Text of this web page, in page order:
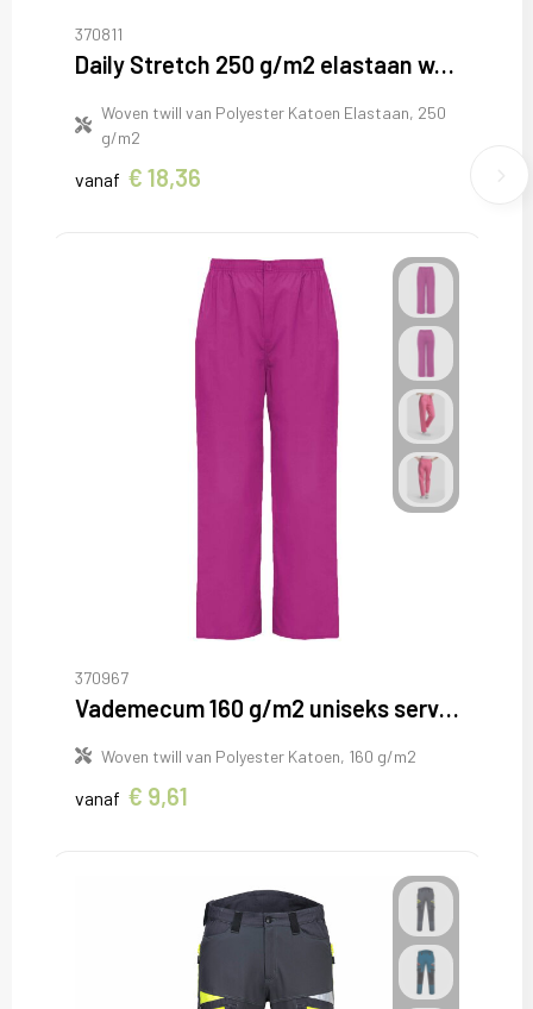
370811
Daily Stretch 250 g/m2 elastaan werkbroek
Woven twill van Polyester Katoen Elastaan, 250
g/m2
vanaf € 18,36
370967
Vademecum 160 g/m2 uniseks servicebroek
Woven twill van Polyester Katoen, 160 g/m2
vanaf € 9,61